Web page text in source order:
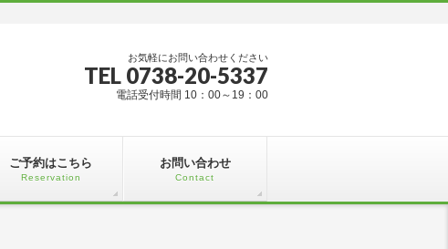
お気軽にお問い合わせください
TEL 0738-20-5337
電話受付時間 10：00～19：00
ご予約はこちら
Reservation
お問い合わせ
Contact